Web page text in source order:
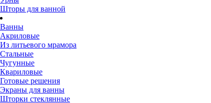
Шторы для ванной
Ванны
Акриловые
Из литьевого мрамора
Стальные
Чугунные
Квариловые
Готовые решения
Экраны для ванны
Шторки стеклянные